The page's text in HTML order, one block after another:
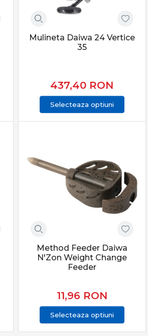
Mulineta Daiwa 24 Vertice
35
437,40 RON
Selecteaza optiuni
Method Feeder Daiwa
N'Zon Weight Change
Feeder
11,96 RON
Selecteaza optiuni